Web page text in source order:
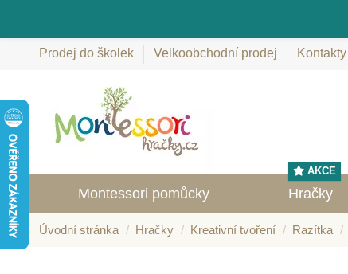
Prodej do školek Velkoobchodní prodej Kontakty
Montessori pomůcky Hračky
AKCE
Úvodní stránka Hračky Kreativní tvoření Razítka